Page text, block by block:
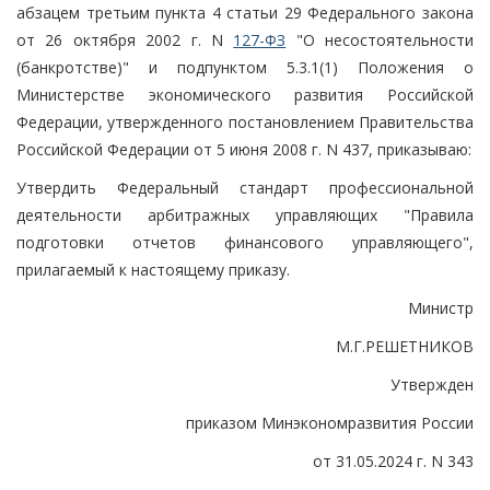
абзацем третьим пункта 4 статьи 29 Федерального закона
от 26 октября 2002 г. N 127-ФЗ "О несостоятельности
(банкротстве)" и подпунктом 5.3.1(1) Положения о
Министерстве экономического развития Российской
Федерации, утвержденного постановлением Правительства
Российской Федерации от 5 июня 2008 г. N 437, приказываю:
Утвердить Федеральный стандарт профессиональной
деятельности арбитражных управляющих "Правила
подготовки отчетов финансового управляющего",
прилагаемый к настоящему приказу.
Министр
М.Г.РЕШЕТНИКОВ
Утвержден
приказом Минэкономразвития России
от 31.05.2024 г. N 343